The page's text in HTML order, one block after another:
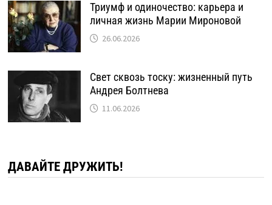
Триумф и одиночество: карьера и
личная жизнь Марии Мироновой
26.06.2026
Свет сквозь тоску: жизненный путь
Андрея Болтнева
11.06.2026
ДАВАЙТЕ ДРУЖИТЬ!